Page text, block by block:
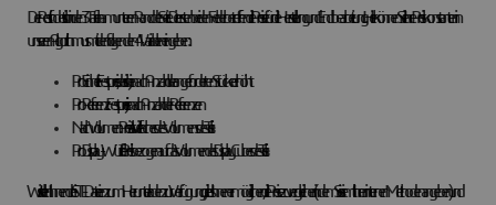
Der Rest findet sich in den 3 Tafeln am unteren Rand der Seite. Die ersten beiden Felder betreffen die Preise für die Herstellung und Endbearbeitung. Hier können Sie Ihre Preiskonstanten in
unseren Algorithmus mit den folgenden 4 Variablen eingeben:
Pro Einheit: Festpreis, der sich je nach Anzahl der angeforderten Stücke erhöht
Pro Referenz: Festpreis je nach Anzahl der Referenzen
Nach Volumen: Preis als Vielfaches des Volumens des Teils
Pro Display-Würfel: Preis bezogen auf das Volumen des Display Cubes des Teils
Wir stellen Ihnen drei STL-Dateien zum Herunterladen zur Verfügung, die es Ihnen ermöglichen, die Preise zu vergleichen (indem Sie sie mit Ihren internen Methoden angeben) und